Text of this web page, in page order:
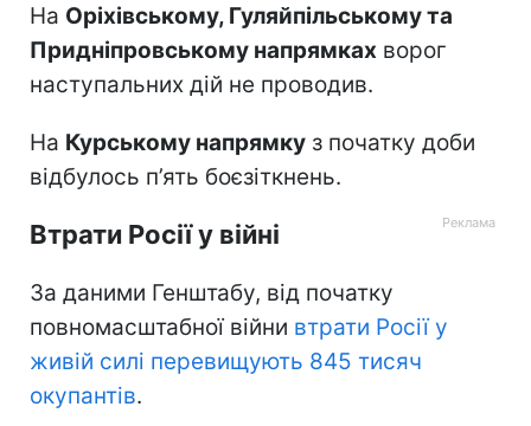
На Оріхівському, Гуляйпільському та
Придніпровському напрямках ворог
наступальних дій не проводив.
На Курському напрямку з початку доби
відбулось п’ять боєзіткнень.
Втрати Росії у війні
За даними Генштабу, від початку
повномасштабної війни втрати Росії у
живій силі перевищують 845 тисяч
окупантів.